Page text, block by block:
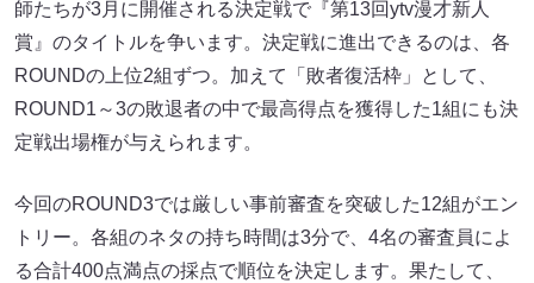
師たちが3月に開催される決定戦で『第13回ytv漫才新人
賞』のタイトルを争います。決定戦に進出できるのは、各
ROUNDの上位2組ずつ。加えて「敗者復活枠」として、
ROUND1～3の敗退者の中で最高得点を獲得した1組にも決
定戦出場権が与えられます。
今回のROUND3では厳しい事前審査を突破した12組がエン
トリー。各組のネタの持ち時間は3分で、4名の審査員によ
る合計400点満点の採点で順位を決定します。果たして、